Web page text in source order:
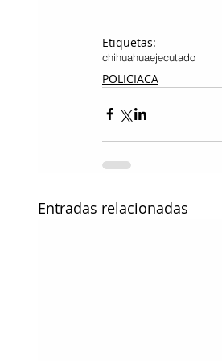
Etiquetas:
chihuahuaejecutado
POLICIACA
Entradas relacionadas